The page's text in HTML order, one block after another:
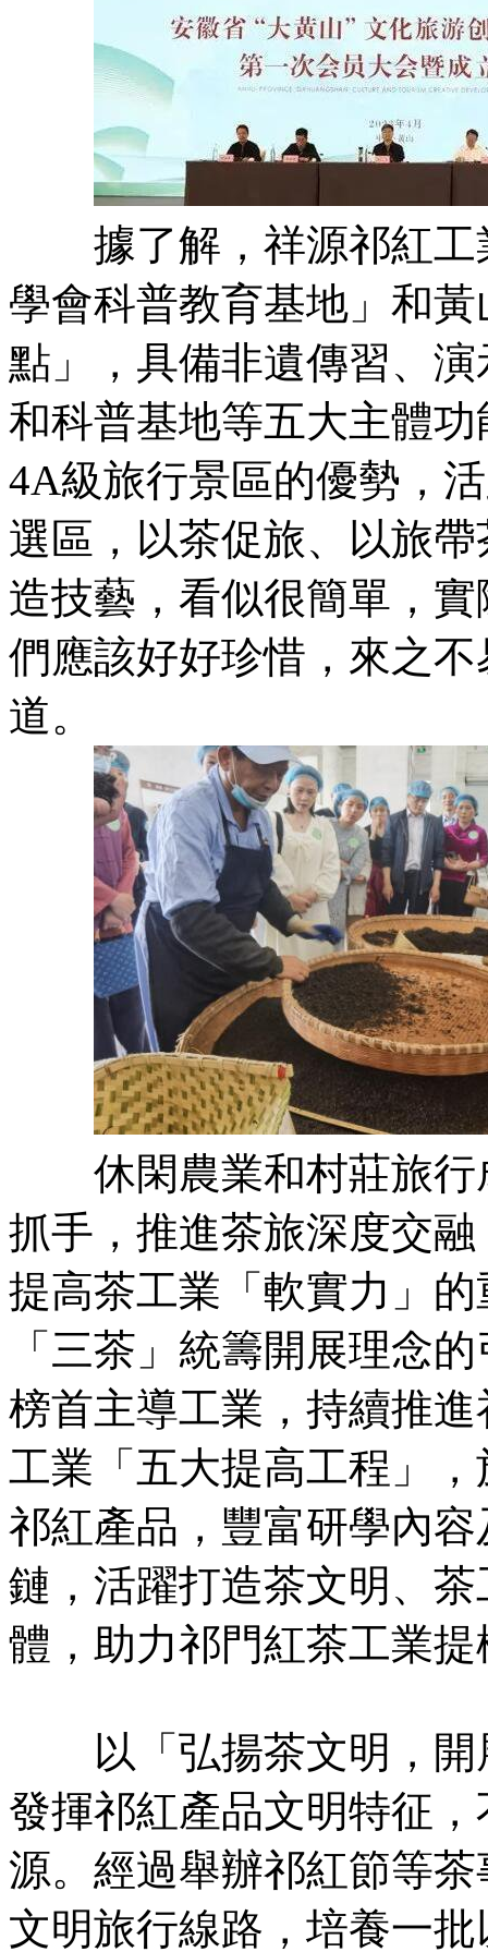
據了解，祥源祁紅工
學會科普教育基地」和
點」，具備非遺傳習、
和科普基地等五大主體
4A級旅行景區的優勢，
選區，以茶促旅、以旅
造技藝，看似很簡單，
們應該好好珍惜，來之
道。
休閑農業和村莊旅行
抓手，推進茶旅深度交
提高茶工業「軟實力」
「三茶」統籌開展理念
榜首主導工業，持續推
工業「五大提高工程」
祁紅產品，豐富研學內
鏈，活躍打造茶文明、
體，助力祁門紅茶工業
以「弘揚茶文明，開
發揮祁紅產品文明特征
源。經過舉辦祁紅節等
文明旅行線路，培養一